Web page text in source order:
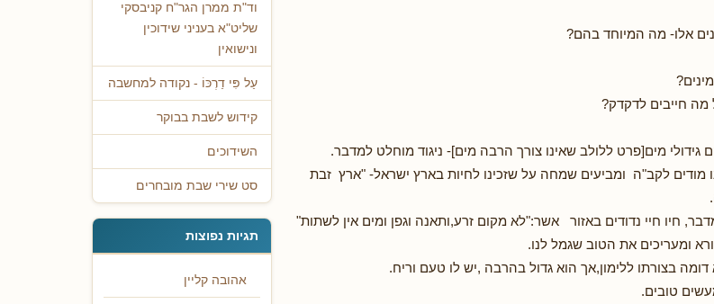
אלו- מה המיוחד בהם?
מה חייבים לדקדק?
גידולי מים[פרט ללולב שאינו צורך הרבה מים]- ניגוד מוחלט למדבר.
מודים לקב"ה ומביעים שמחה על שזכינו לחיות בארץ ישראל- "ארץ זבת
חיו חיי נדודים באזור אשר:"לא מקום זרע,ותאנה וגפן ומים אין לשתות"
ומעריכים את הטוב שגמל לנו.
בצורתו ללימון,אך הוא גדול בהרבה ,יש לו טעם וריח.
טובים.
וד"ת ממרן הגר"ח קניבסקי
שליט"א בעניני שידוכין
ונישואין
עַל פִּי דַרְכּוֹ - נקודה למחשבה
קידוש לשבת בבוקר
השידוכים
סט שירי שבת מובחרים
תגיות נפוצות
אהובה קליין